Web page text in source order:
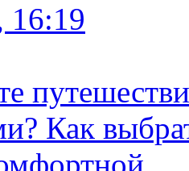
16:19
Как